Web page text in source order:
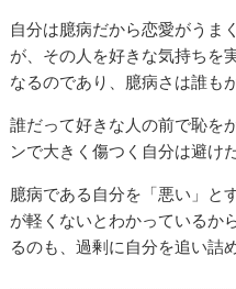
自分は臆病だから恋愛がうま
が、その人を好きな気持ちを
なるのであり、臆病さは誰も
誰だって好きな人の前で恥を
ンで大きく傷つく自分は避け
臆病である自分を「悪い」と
が軽くないとわかっているか
るのも、過剰に自分を追い詰